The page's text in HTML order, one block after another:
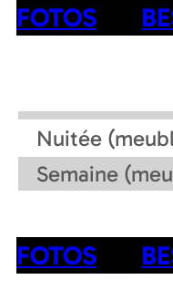
FOTOS
Nuitée
Semaine
FOTOS